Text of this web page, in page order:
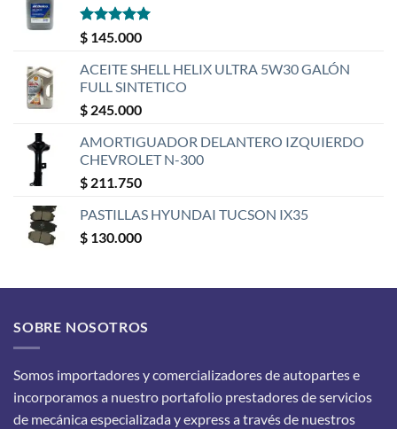
Valorado
con
$ 145.000
ACEITE SHELL HELIX ULTRA 5W30 GALÓN
FULL SINTETICO
$ 245.000
AMORTIGUADOR DELANTERO IZQUIERDO
CHEVROLET N-300
$ 211.750
PASTILLAS HYUNDAI TUCSON IX35
$ 130.000
SOBRE NOSOTROS
Somos importadores y comercializadores de autopartes e
incorporamos a nuestro portafolio prestadores de servicios
de mecánica especializada y express a través de nuestros